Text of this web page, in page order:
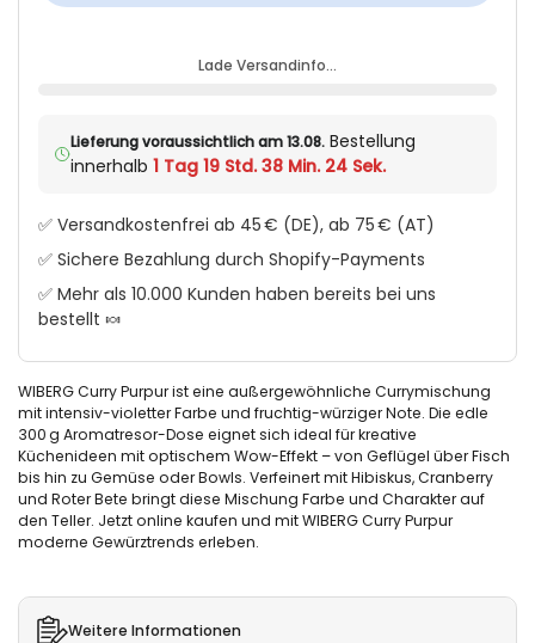
Lade Versandinfo…
Lieferung voraussichtlich am 13.08.Bestellung
innerhalb 1 Tag 19 Std. 38 Min. 23 Sek.
✅ Versandkostenfrei ab 45 € (DE), ab 75 € (AT)
✅ Sichere Bezahlung durch Shopify-Payments
✅ Mehr als 10.000 Kunden haben bereits bei uns
bestellt 🍬
WIBERG Curry Purpur ist eine außergewöhnliche Currymischung
mit intensiv-violetter Farbe und fruchtig-würziger Note. Die edle
300 g Aromatresor-Dose eignet sich ideal für kreative
Küchenideen mit optischem Wow-Effekt – von Geflügel über Fisch
bis hin zu Gemüse oder Bowls. Verfeinert mit Hibiskus, Cranberry
und Roter Bete bringt diese Mischung Farbe und Charakter auf
den Teller. Jetzt online kaufen und mit WIBERG Curry Purpur
moderne Gewürztrends erleben.
Weitere Informationen